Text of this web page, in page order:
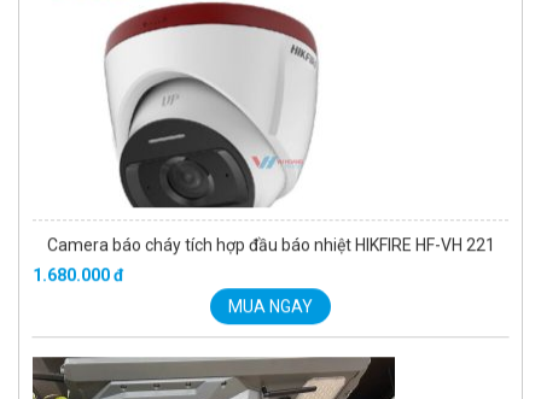
Camera báo cháy tích hợp đầu báo nhiệt HIKFIRE HF-VH 221
1.680.000 đ